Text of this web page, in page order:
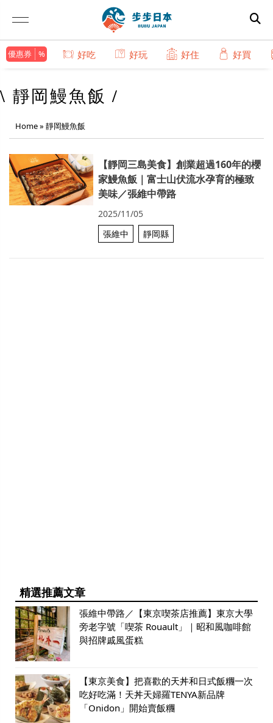
優惠券 好吃 好玩 好住 好買
\ 靜岡鰻魚飯 /
Home» 靜岡鰻魚飯
【靜岡三島美食】創業超過160年的櫻
家鰻魚飯｜富士山伏流水孕育的極致
美味／張維中帶路
2025/11/05
張維中
靜岡縣
精選推薦文章
張維中帶路／【東京喫茶店推薦】東京大學
旁老字號「喫茶 Rouault」｜昭和風咖啡館
與招牌戚風蛋糕
【東京美食】把喜歡的天丼和日式飯糰一次
吃好吃滿！天丼天婦羅TENYA新品牌
「Onidon」開始賣飯糰